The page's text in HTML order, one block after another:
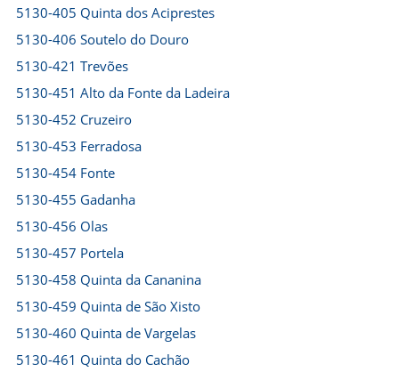
5130-405 Quinta dos Aciprestes
5130-406 Soutelo do Douro
5130-421 Trevões
5130-451 Alto da Fonte da Ladeira
5130-452 Cruzeiro
5130-453 Ferradosa
5130-454 Fonte
5130-455 Gadanha
5130-456 Olas
5130-457 Portela
5130-458 Quinta da Cananina
5130-459 Quinta de São Xisto
5130-460 Quinta de Vargelas
5130-461 Quinta do Cachão